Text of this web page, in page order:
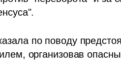
по поводу
организовав